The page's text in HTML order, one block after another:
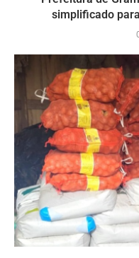
simplificado